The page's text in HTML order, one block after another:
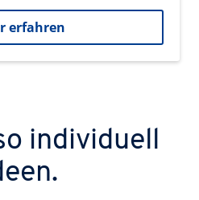
erfahren
individuell